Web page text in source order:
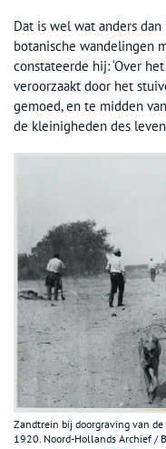
Dat is wel wat anders
botanische wandelingen
constateerde hij: ‘Over
veroorzaakt door het
gemoed, en te midden
de kleinigheden des
Zandtrein bij doorgraving van de
1920. Noord-Hollands Archief /